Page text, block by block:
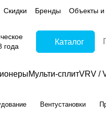
Скидки Бренды Объекты и
года
Каталог
Мульти-сплитVRV /
Вентустановки